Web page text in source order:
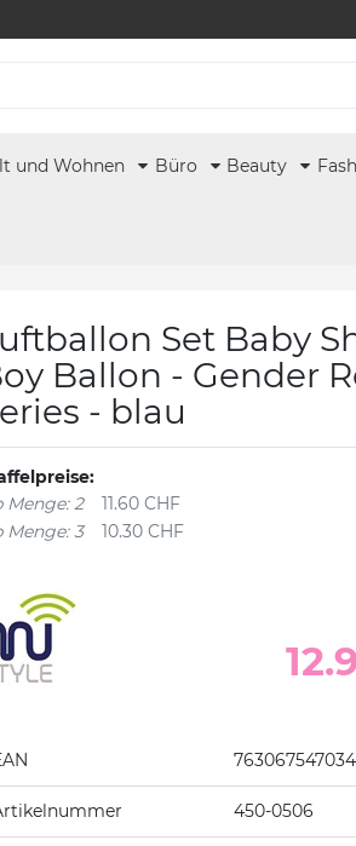
und Wohnen Büro Beauty
Set Baby
Ballon - Gender
- blau
Menge: 2
11.60 CHF
Menge: 3
10.30 CHF
450-0506